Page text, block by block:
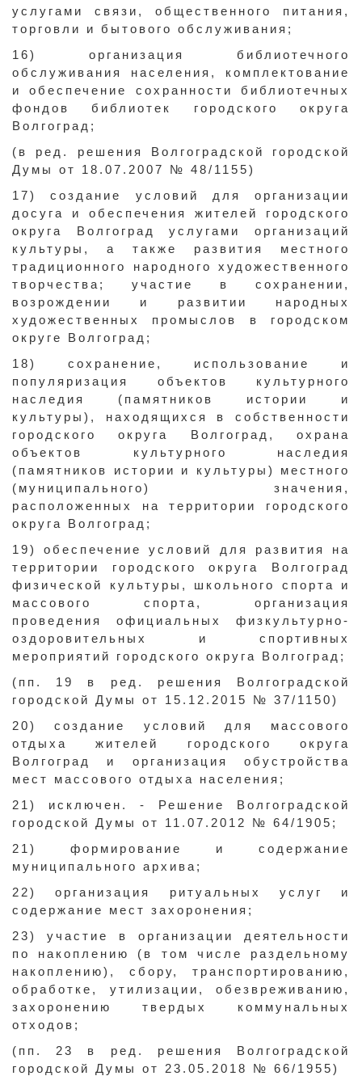
услугами связи, общественного питания,
торговли и бытового обслуживания;
16) организация библиотечного
обслуживания населения, комплектование
и обеспечение сохранности библиотечных
фондов библиотек городского округа
Волгоград;
(в ред. решения Волгоградской городской
Думы от 18.07.2007 № 48/1155)
17) создание условий для организации
досуга и обеспечения жителей городского
округа Волгоград услугами организаций
культуры, а также развития местного
традиционного народного художественного
творчества; участие в сохранении,
возрождении и развитии народных
художественных промыслов в городском
округе Волгоград;
18) сохранение, использование и
популяризация объектов культурного
наследия (памятников истории и
культуры), находящихся в собственности
городского округа Волгоград, охрана
объектов культурного наследия
(памятников истории и культуры) местного
(муниципального) значения,
расположенных на территории городского
округа Волгоград;
19) обеспечение условий для развития на
территории городского округа Волгоград
физической культуры, школьного спорта и
массового спорта, организация
проведения официальных физкультурно-
оздоровительных и спортивных
мероприятий городского округа Волгоград;
(пп. 19 в ред. решения Волгоградской
городской Думы от 15.12.2015 № 37/1150)
20) создание условий для массового
отдыха жителей городского округа
Волгоград и организация обустройства
мест массового отдыха населения;
21) исключен. - Решение Волгоградской
городской Думы от 11.07.2012 № 64/1905;
21) формирование и содержание
муниципального архива;
22) организация ритуальных услуг и
содержание мест захоронения;
23) участие в организации деятельности
по накоплению (в том числе раздельному
накоплению), сбору, транспортированию,
обработке, утилизации, обезвреживанию,
захоронению твердых коммунальных
отходов;
(пп. 23 в ред. решения Волгоградской
городской Думы от 23.05.2018 № 66/1955)